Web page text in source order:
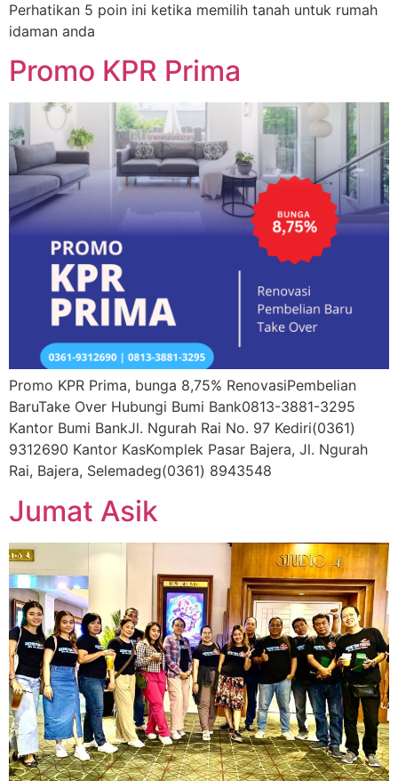
Perhatikan 5 poin ini ketika memilih tanah untuk rumah
idaman anda
Promo KPR Prima
Promo KPR Prima, bunga 8,75% RenovasiPembelian
BaruTake Over Hubungi Bumi Bank0813-3881-3295
Kantor Bumi BankJl. Ngurah Rai No. 97 Kediri(0361)
9312690 Kantor KasKomplek Pasar Bajera, Jl. Ngurah
Rai, Bajera, Selemadeg(0361) 8943548
Jumat Asik